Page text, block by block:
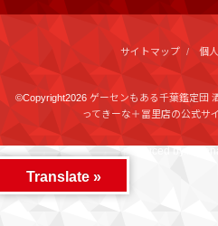
サイトマップ 個
©Copyright2026ゲーセンもある千葉鑑定団
ってきーな＋冨里店の公式サ
Translate »